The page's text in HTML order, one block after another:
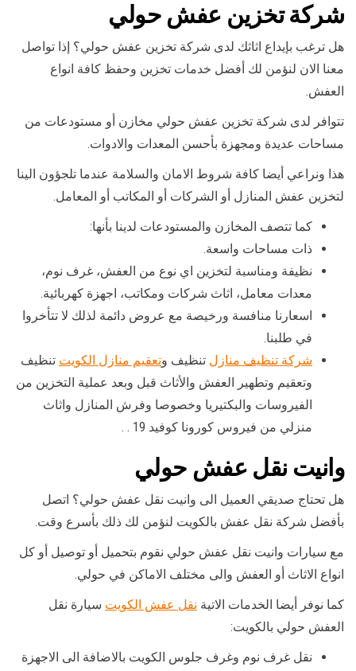
شركة تخزين عفش حولي
هل ترغب بإيداع اثاثك لدى شركة تخزين عفش حولي؟ إذا تواصل
معنا الان لنؤمن لك أفضل خدمات تخزين وحفظ كافة انواع
العفش.
تتوافر لدى شركة تخزين عفش حولي مخازن أو مستودعات من
مساحات عديدة ومجهزة بأحسن المعدات والادوات.
هذا ونراعي أيضا كافة شروط الامان والسلامة عندما تلجؤون الينا
لتخزين عفش المنازل أو الشركات أو المكاتب أو المعامل.
كما تتصف المخازن والمستودعات لدينا بأنها:
ذات مساحات واسعة.
نظيفة ومناسبة لتخزين اي نوع من العفش، غرف نوم،
معدات معامل، اثاث شركات ومكاتب، اجهزة كهربائية.
اسعارنا منافسة ورخيصة مع عروض دائمة لذلك لا تتأخروا
في طلبنا.
شركة تنظيف منازل تنظيف وتعقيم منازل الكويت تنظيف
وتعقيم وتطهير العفش والأثاث قبل وبعد عملية التخزين من
الفيروسات والبكتيريا وخصوصا وفرش المنازل واثاث
منزلي من فيروس كورونا كوفيد 19 . .
وانيت نقل عفش حولي
هل تحتاج صديقي العميل الى وانيت نقل عفش حولي؟ اتصل
بأفضل شركة نقل عفش بالكويت لنؤمن لك ذلك بأسرع وقت.
مع سيارات وانيت نقل عفش حولي نقوم بتحميل أو توصيل أو كل
انواع الاثاث أو العفش والى مختلف الاماكن في حولي.
كما نوفر أيضا الخدمات الاتية نقل عفش الكويت سيارة نقل
العفش حولي بالكويت:
نقل غرف نوم وغرف جلوس الكويت بالاضافة الى الاجهزة